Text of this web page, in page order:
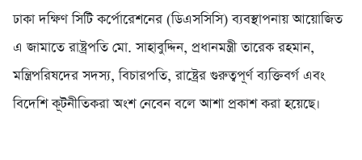
ঢাকা দক্ষিণ সিটি কর্পোরেশনের (ডিএসসিসি) ব্যবস্থাপনায় আয়োজিত
এ জামাতে রাষ্ট্রপতি মো. সাহাবুদ্দিন, প্রধানমন্ত্রী তারেক রহমান,
মন্ত্রিপরিষদের সদস্য, বিচারপতি, রাষ্ট্রের গুরুত্বপূর্ণ ব্যক্তিবর্গ এবং
বিদেশি কূটনীতিকরা অংশ নেবেন বলে আশা প্রকাশ করা হয়েছে।